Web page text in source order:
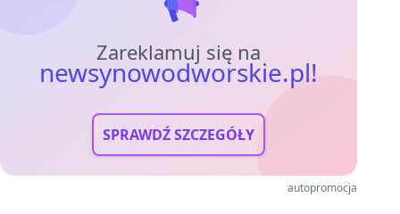
Zareklamuj się na
newsynowodworskie.pl!
SPRAWDŹ SZCZEGÓŁY
autopromocja